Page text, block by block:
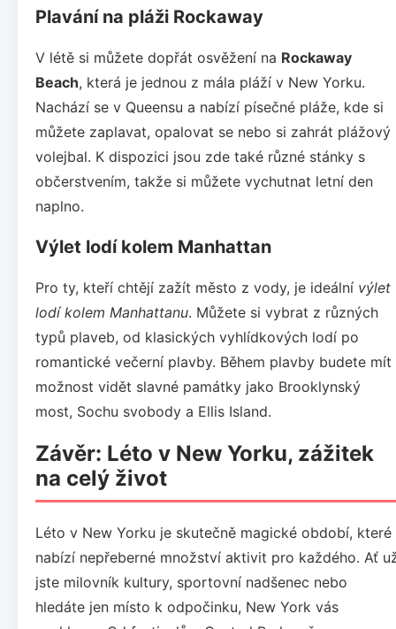
Plavání na pláži Rockaway
V létě si můžete dopřát osvěžení na Rockaway
Beach, která je jednou z mála pláží v New Yorku.
Nachází se v Queensu a nabízí písečné pláže, kde si
můžete zaplavat, opalovat se nebo si zahrát plážový
volejbal. K dispozici jsou zde také různé stánky s
občerstvením, takže si můžete vychutnat letní den
naplno.
Výlet lodí kolem Manhattan
Pro ty, kteří chtějí zažít město z vody, je ideální výlet
lodí kolem Manhattanu. Můžete si vybrat z různých
typů plaveb, od klasických vyhlídkových lodí po
romantické večerní plavby. Během plavby budete mít
možnost vidět slavné památky jako Brooklynský
most, Sochu svobody a Ellis Island.
Závěr: Léto v New Yorku, zážitek
na celý život
Léto v New Yorku je skutečně magické období, které
nabízí nepřeberné množství aktivit pro každého. Ať
jste milovník kultury, sportovní nadšenec nebo
hledáte jen místo k odpočinku, New York vás